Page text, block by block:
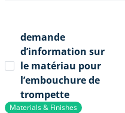
demande
d’information sur
le matériau pour
l’embouchure de
trompette
Materials & Finishes